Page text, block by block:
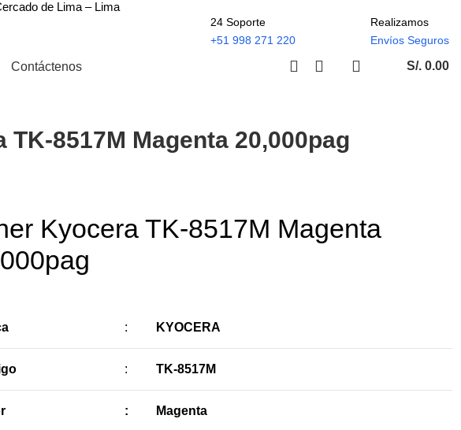
de Lima – Lima
24 Soporte
+51 998 271 220
Realizamos
Envíos Seguros
Contáctenos S/. 0.00
TK-8517M Magenta 20,000pag
Kyocera TK-8517M Magenta
: KYOCERA
: TK-8517M
: Magenta